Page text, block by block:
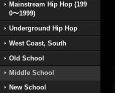
Mainstream Hip Hop (199
0〜1999)
Underground Hip Hop
West Coast, South
Old School
Middle School
New School